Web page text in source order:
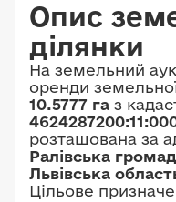
Опис
ділянки
На земельний
оренди
10.5777 га з
розташована за
Ралівська
Львівська
Цільове